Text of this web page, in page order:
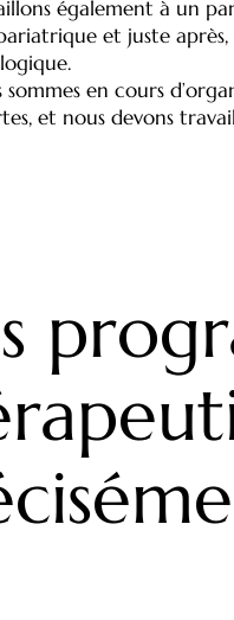
également à un
et juste après,
sommes en cours
et nous devons